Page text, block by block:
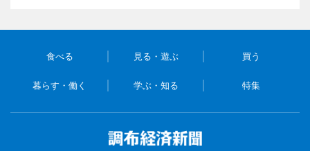
食べる 見る・遊ぶ 買う
暮らす・働く 学ぶ・知る 特集